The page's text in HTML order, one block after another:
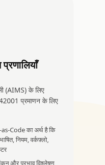
(AIMS) के लिए
प्रमाणन के लिए
Code का अर्थ है कि
नियम, वर्कफ़्लो,
और प्रभाव विश्लेषण